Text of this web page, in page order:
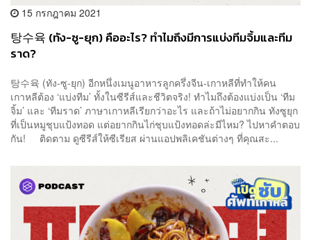
15 กรกฎาคม 2021
탕수육 (ทัง-ซู-ยุก) คืออะไร? ทำไมถึงมีการแบ่งทีมจิ้มและทีม
ราด?
탕수육 (ทัง-ซู-ยุก) อีกหนึ่งเมนูอาหารลูกครึ่งจีน-เกาหลีที่ทำให้คน
เกาหลีต้อง ‘แบ่งทีม’ ทั้งในซีรีส์และชีวิตจริง! ทำไมถึงต้องแบ่งเป็น ‘ทีม
จิ้ม’ และ ‘ทีมราด’ ภาษาเกาหลีเรียกว่าอะไร และถ้าไม่อยากกิน ทังซูยุก
ที่เป็นหมูชุบแป้งทอด แต่อยากกินไก่ชุบแป้งทอดล่ะมีไหม? ไปหาคำตอบ
กัน! ติดตาม ดูซีรีส์ให้ซีเรียส ผ่านแอปพลิเคชันต่างๆ ที่คุณสะ...